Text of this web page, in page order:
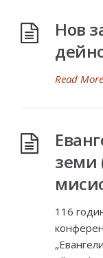
Нов
Read More
земи
116